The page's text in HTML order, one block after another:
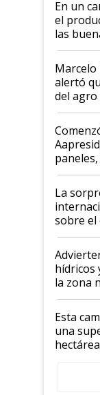
sistema
En un
el
las
agro
"Los
Marcelo
alertó
del agro
"No es
las
años"
todas
La
sobre el
"Estoy
hídricos
la zona
Esta
una
salto